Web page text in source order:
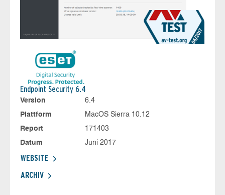
Endpoint Security 6.4
Version
6.4
Plattform
MacOS Sierra 10.12
Report
171403
Datum
Juni 2017
WEBSITE
ARCHIV